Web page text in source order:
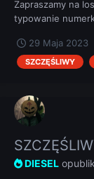
Zapraszamy na
typowanie
29 Maja 2023
SZCZĘŚLIWY
DIESEL